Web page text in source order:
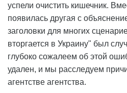
успели очистить кишечник.
появилась другая с
заголовки для многих
вторгается в Украину" был
глубоко сожалеем об этой
удален, и мы расследуем
агентстве агентства.